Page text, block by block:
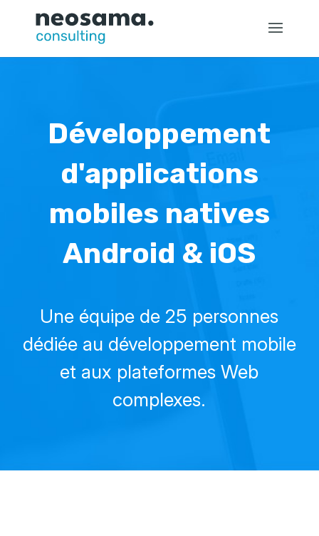
Développement
d'applications
mobiles natives
Android & iOS
Une équipe de 25 personnes
dédiée au développement mobile
et aux plateformes Web
complexes.